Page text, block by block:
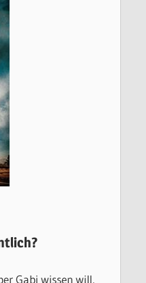
Gabi wissen will,